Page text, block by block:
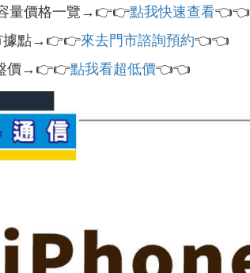
量價格一覽→👉👉點我快速查看👈👈
據點→👉👉來去門市諮詢預約👈👈
價→👉👉點我看超低價👈👈